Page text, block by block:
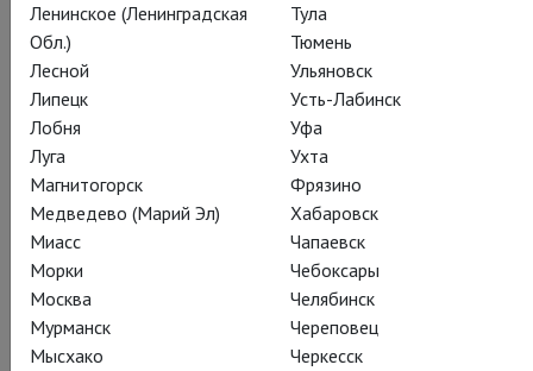
Подписаться на рассылку
СОСТАВ О СПЕКТАКЛЕ
ЖУРНАЛ
Действующие лица и исполнители
Ленинское (Ленинградская
Обл.)
Лесной
Липецк
Лобня
Луга
Магнитогорск
Медведево (Марий Эл)
Миасс
Морки
Москва
Мурманск
Мысхако
Тула
Тюмень
Ульяновск
Усть-Лабинск
Уфа
Ухта
Фрязино
Хабаровск
Чапаевск
Чебоксары
Челябинск
Череповец
Черкесск